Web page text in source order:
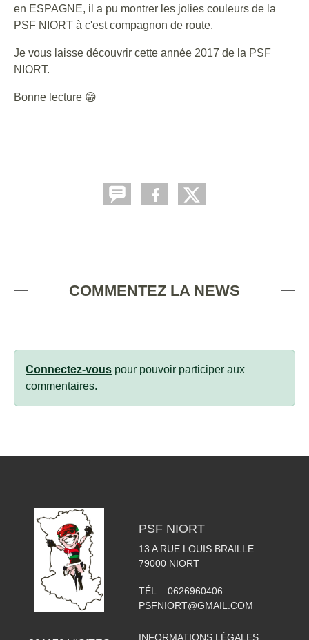
en ESPAGNE, il a pu montrer les jolies couleurs de la
PSF NIORT à c'est compagnon de route.
Je vous laisse découvrir cette année 2017 de la PSF
NIORT.
Bonne lecture 😁
COMMENTEZ LA NEWS
Connectez-vous pour pouvoir participer aux
commentaires.
PSF NIORT
13 A RUE LOUIS BRAILLE
79000 NIORT
TÉL. : 0626960406
PSFNIORT@GMAIL.COM
INFORMATIONS LÉGALES